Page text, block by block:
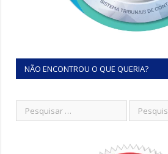
NÃO ENCONTROU O QUE QUERIA?